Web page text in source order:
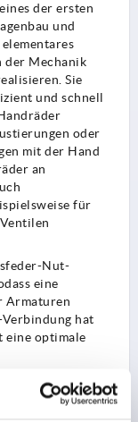
der ersten
und
der Mechanik
Sie
und schnell
oder
mit der Hand
an
für
Nut-
eine
Armaturen
hat
eine optimale
Anlagenbau